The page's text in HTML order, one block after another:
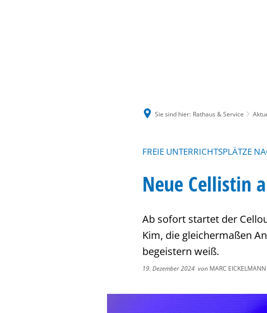
Sie sind hier: Rathaus & Service
FREIE UNTERRICHTSPLÄTZE
Neue Cellistin
Ab sofort startet der
Kim, die gleichermaßen
begeistern weiß.
19. Dezember 2024 von MARC EICKELMANN